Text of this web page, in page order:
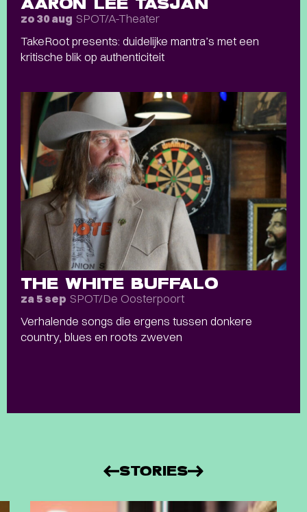
zo 30 aug SPOT/A-Theater
TakeRoot presents: duidelijke mantra’s met een
kritische blik op authenticiteit
THE WHITE BUFFALO
za 5 sep SPOT/De Oosterpoort
Verhalende songs die ergens tussen donkere
country, blues en roots zweven
STORIES